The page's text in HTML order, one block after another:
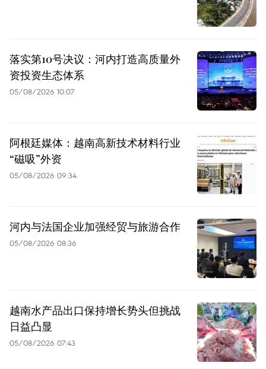
落实第10号决议：河内打造高质量外
资投资生态体系
05/08/2026 10:07
阿根廷媒体：越南高新技术材料行业
“磁吸”外资
05/08/2026 09:34
河内与法国企业加强经贸与旅游合作
05/08/2026 08:36
越南水产品出口保持增长势头但挑战
日益凸显
05/08/2026 07:43